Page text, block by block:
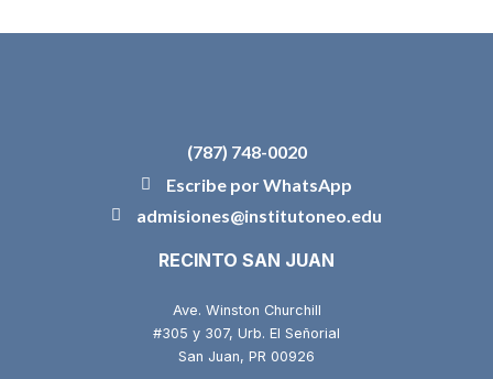
(787) 748-0020
Escribe por WhatsApp
admisiones@institutoneo.edu
RECINTO SAN JUAN
Ave. Winston Churchill
#305 y 307, Urb. El Señorial
San Juan, PR 00926